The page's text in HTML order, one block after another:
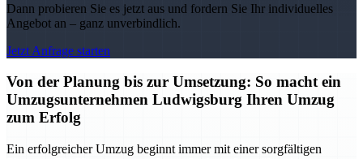
Dann probieren Sie es jetzt aus und fordern Sie Ihr individuelles
Angebot an – ganz unverbindlich.
Jetzt Anfrage starten
Von der Planung bis zur Umsetzung: So macht ein
Umzugsunternehmen Ludwigsburg Ihren Umzug
zum Erfolg
Ein erfolgreicher Umzug beginnt immer mit einer sorgfältigen